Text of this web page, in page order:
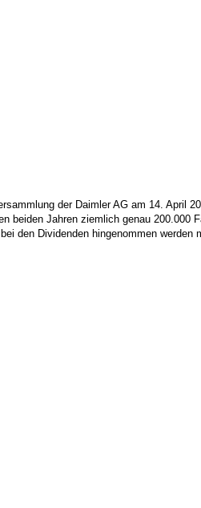
der Daimler AG am 14.
Jahren ziemlich genau 200.000
den Dividenden hingenommen